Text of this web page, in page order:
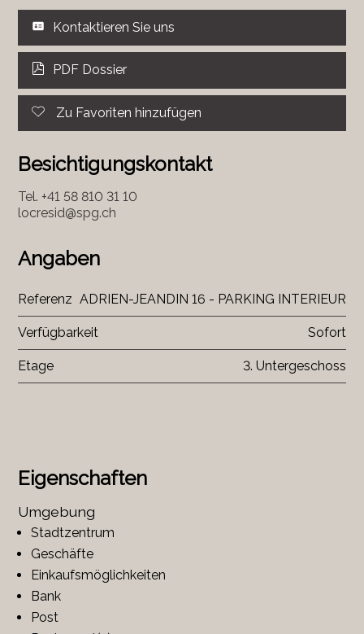
Eigenschaften
Umgebung
Stadtzentrum
Geschäfte
Einkaufsmöglichkeiten
Bank
Post
Kontaktieren Sie uns
PDF Dossier
Zu Favoriten hinzufügen
Besichtigungskontakt
Tel. +41 58 810 31 10
locresid@spg.ch
Angaben
Referenz ADRIEN-JEANDIN 16 - PARKING INTERIEUR
Verfügbarkeit Sofort
Etage 3. Untergeschoss